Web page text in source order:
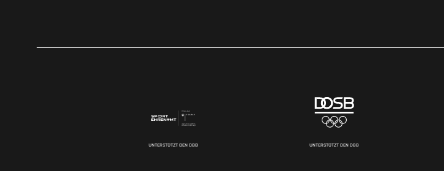
UNTERSTÜTZT DEN DBB UNTERSTÜTZT DEN DBB